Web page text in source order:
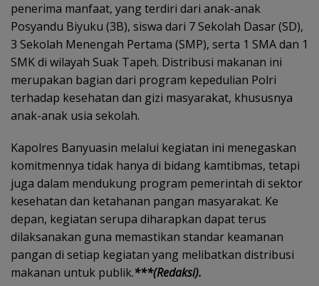
penerima manfaat, yang terdiri dari anak-anak
Posyandu Biyuku (3B), siswa dari 7 Sekolah Dasar (SD),
3 Sekolah Menengah Pertama (SMP), serta 1 SMA dan 1
SMK di wilayah Suak Tapeh. Distribusi makanan ini
merupakan bagian dari program kepedulian Polri
terhadap kesehatan dan gizi masyarakat, khususnya
anak-anak usia sekolah.
Kapolres Banyuasin melalui kegiatan ini menegaskan
komitmennya tidak hanya di bidang kamtibmas, tetapi
juga dalam mendukung program pemerintah di sektor
kesehatan dan ketahanan pangan masyarakat. Ke
depan, kegiatan serupa diharapkan dapat terus
dilaksanakan guna memastikan standar keamanan
pangan di setiap kegiatan yang melibatkan distribusi
makanan untuk publik.***(Redaksi).